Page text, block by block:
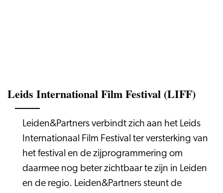
Leids International Film Festival (LIFF)
Leiden&Partners verbindt zich aan het Leids
Internationaal Film Festival ter versterking van
het festival en de zijprogrammering om
daarmee nog beter zichtbaar te zijn in Leiden
en de regio. Leiden&Partners steunt de